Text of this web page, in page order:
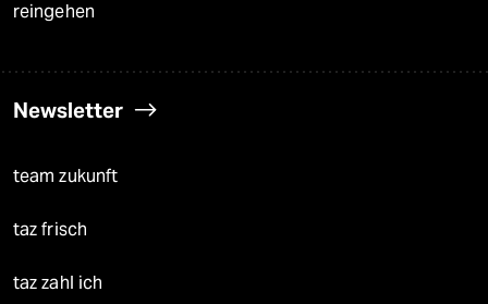
reingehen
Newsletter
team zukunft
taz frisch
taz zahl ich